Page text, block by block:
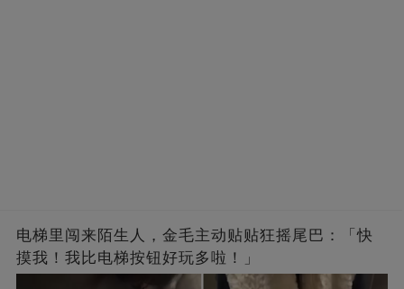
电梯里闯来陌生人，金毛主动贴贴狂摇尾巴：「快
摸我！我比电梯按钮好玩多啦！」